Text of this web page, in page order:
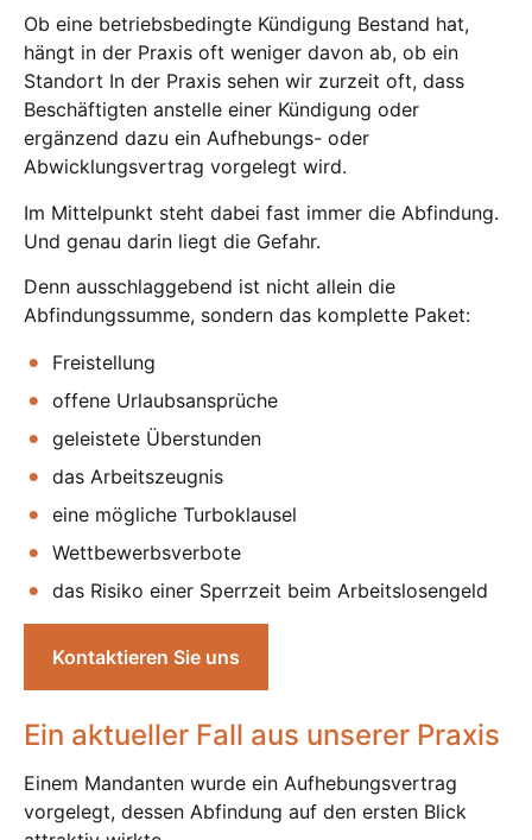
Ob eine betriebsbedingte Kündigung Bestand hat,
hängt in der Praxis oft weniger davon ab, ob ein
Standort In der Praxis sehen wir zurzeit oft, dass
Beschäftigten anstelle einer Kündigung oder
ergänzend dazu ein Aufhebungs- oder
Abwicklungsvertrag vorgelegt wird.
Im Mittelpunkt steht dabei fast immer die Abfindung.
Und genau darin liegt die Gefahr.
Denn ausschlaggebend ist nicht allein die
Abfindungssumme, sondern das komplette Paket:
Freistellung
offene Urlaubsansprüche
geleistete Überstunden
das Arbeitszeugnis
eine mögliche Turboklausel
Wettbewerbsverbote
das Risiko einer Sperrzeit beim Arbeitslosengeld
Kontaktieren Sie uns
Ein aktueller Fall aus unserer Praxis
Einem Mandanten wurde ein Aufhebungsvertrag
vorgelegt, dessen Abfindung auf den ersten Blick